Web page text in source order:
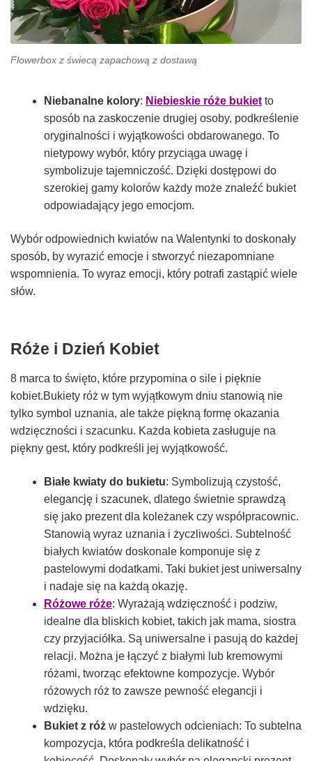
Flowerbox z świecą zapachową z dostawą
Niebanalne kolory: Niebieskie róże bukiet to
sposób na zaskoczenie drugiej osoby, podkreślenie
oryginalności i wyjątkowości obdarowanego. To
nietypowy wybór, który przyciąga uwagę i
symbolizuje tajemniczość. Dzięki dostępowi do
szerokiej gamy kolorów każdy może znaleźć bukiet
odpowiadający jego emocjom.
Wybór odpowiednich kwiatów na Walentynki to doskonały
sposób, by wyrazić emocje i stworzyć niezapomniane
wspomnienia. To wyraz emocji, który potrafi zastąpić wiele
słów.
Róże i Dzień Kobiet
8 marca to święto, które przypomina o sile i pięknie
kobiet.Bukiety róż w tym wyjątkowym dniu stanowią nie
tylko symbol uznania, ale także piękną formę okazania
wdzięczności i szacunku. Każda kobieta zasługuje na
piękny gest, który podkreśli jej wyjątkowość.
Białe kwiaty do bukietu: Symbolizują czystość,
elegancję i szacunek, dlatego świetnie sprawdzą
się jako prezent dla koleżanek czy współpracownic.
Stanowią wyraz uznania i życzliwości. Subtelność
białych kwiatów doskonale komponuje się z
pastelowymi dodatkami. Taki bukiet jest uniwersalny
i nadaje się na każdą okazję.
Różowe róże: Wyrażają wdzięczność i podziw,
idealne dla bliskich kobiet, takich jak mama, siostra
czy przyjaciółka. Są uniwersalne i pasują do każdej
relacji. Można je łączyć z białymi lub kremowymi
różami, tworząc efektowne kompozycje. Wybór
różowych róż to zawsze pewność elegancji i
wdzięku.
Bukiet z róż w pastelowych odcieniach: To subtelna
kompozycja, która podkreśla delikatność i